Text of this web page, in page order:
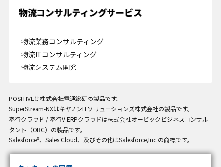
物流業務コンサルティング
物流ITコンサルティング
物流システム開発
POSITIVEは株式会社電通総研の製品です。
SuperStream-NXはキヤノンITソリューションズ株式会社の製品です。
奉行クラウド / 奉行V ERPクラウドは株式会社オービックビジネスコンサル
タント（OBC）の製品です。
Salesforce®、Sales Cloud、及びその他はSalesforce,Inc.の商標です。
プライバシー情報
プライバシー情報
お客様が当サイトを訪れると、ブラウザに情報が保存される、またはブラウ
ザに保存された情報が取得されることがあります。情報の主な保存先は
せる目的を中心に使われます。個人を直接特定できる情報が保存されること
は通常ありませんが、Web サイトのパーソナライズに使われることはあり
ます。鈴与シンワートではプライバシーの権利を尊重しており、一部の
Cookie については有効化を拒否できるよう配慮しています。各カテゴリを
クリックすることで、それらの Cookie に関する詳細を確認し、当サイトに
おけるデフォルト設定を変更できます。ただし、一部の Cookie を無効化し
た場合、サイトの利用やサービスの利用に影響が出る可能性があります。詳
細情報